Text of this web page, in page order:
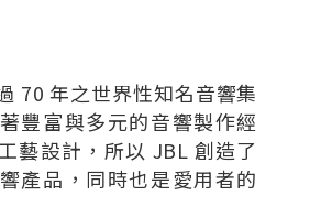
年之世界性知名音響集
豐富與多元的音響製作經
藝設計，所以 JBL 創造了
產品，同時也是愛用者的